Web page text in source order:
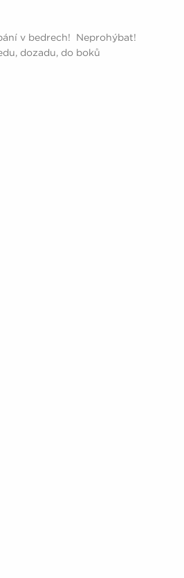
v bedrech! Neprohýbat!
dozadu, do boků